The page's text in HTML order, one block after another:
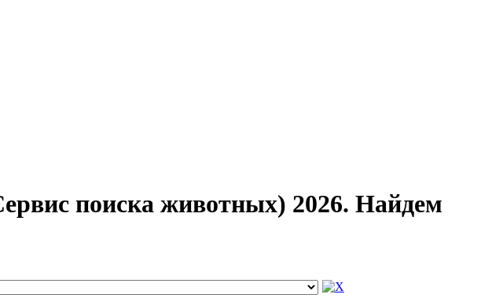
поиска животных) 2026. Найдем